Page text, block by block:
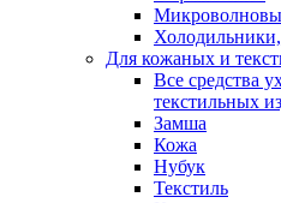
Для кожаных и
Все средства
текстильных
Замша
Кожа
Нубук
Текстиль